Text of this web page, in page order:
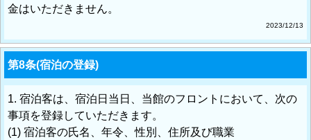
金はいただきません。
2023/12/13
第8条(宿泊の登録)
1. 宿泊客は、宿泊日当日、当館のフロントにおいて、次の
事項を登録していただきます。
(1) 宿泊客の氏名、年令、性別、住所及び職業